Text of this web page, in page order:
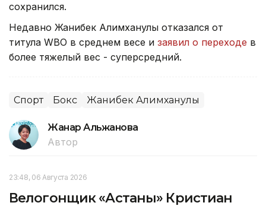
сохранился.
Недавно Жанибек Алимханулы отказался от
титула WBO в среднем весе и заявил о переходе в
более тяжелый вес - суперсредний.
Спорт Бокс Жанибек Алимханулы
Жанар Альжанова
Автор
23:48, 06 Августа 2026
Велогонщик «Астаны» Кристиан